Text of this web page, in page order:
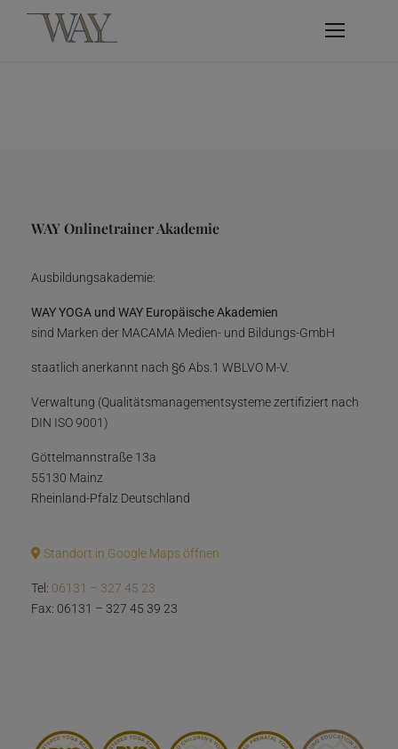
WAY Onlinetrainer Akademie
Ausbildungsakademie:
WAY YOGA und WAY Europäische Akademien
sind Marken der MACAMA Medien- und Bildungs-GmbH
staatlich anerkannt nach §6 Abs.1 WBLVO M-V.
Verwaltung (Qualitätsmanagementsysteme zertifiziert nach
DIN ISO 9001)
Göttelmannstraße 13a
55130 Mainz
Rheinland-Pfalz Deutschland
Standort in Google Maps öffnen
Tel: 06131 – 327 45 23
Fax: 06131 – 327 45 39 23